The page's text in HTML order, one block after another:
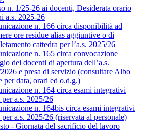
n. 1/25-26 ai docenti, Desiderata orario
a.s. 2025-26
n. 166 circa disponibilità ad
ore residue alias aggiuntive o di
cattedra per l’a.s. 2025/26
n. 165 circa convocazione
dei docenti di apertura dell’a.s.
e presa di servizio (consultare Albo
per data, orari ed o.d.g.)
n. 164 circa esami integrativi
a.s. 2025/26
n. 164bis circa esami integrativi
a.s. 2025/26 (riservata al personale)
- Giornata del sacrificio del lavoro